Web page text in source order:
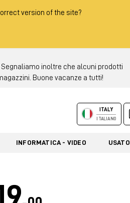
version of the site?
Segnaliamo inoltre che alcuni prodotti
Buone vacanze a tutti!
ITALY
ITALIANO
INFORMATICA - VIDEO USATO